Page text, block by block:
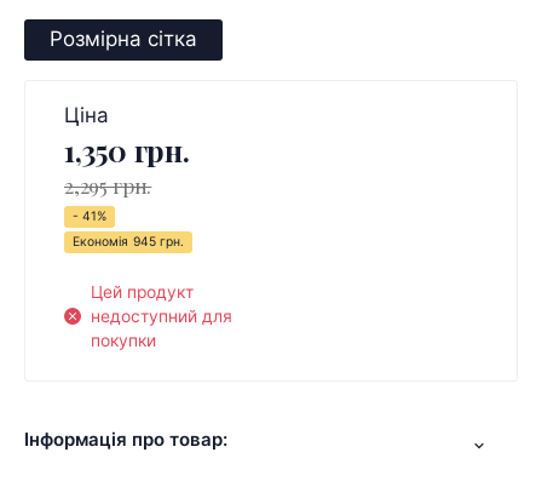
Розмірна сітка
Ціна
1,350 грн.
2,295 грн.
- 41%
Економія 945 грн.
Цей продукт
недоступний для
покупки
Інформація про товар: